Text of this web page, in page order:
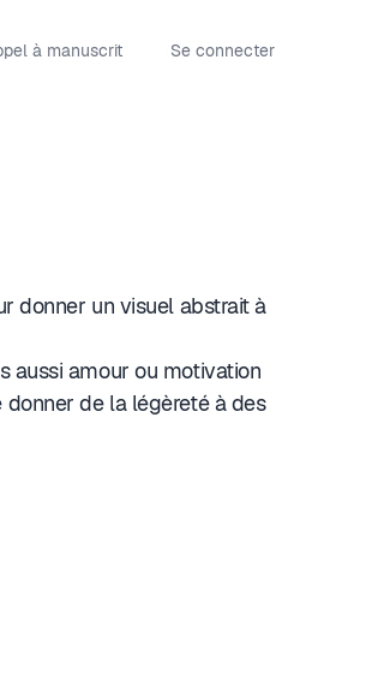
à manuscrit Se connecter
donner un visuel abstrait à
aussi amour ou motivation
de la légèreté à des